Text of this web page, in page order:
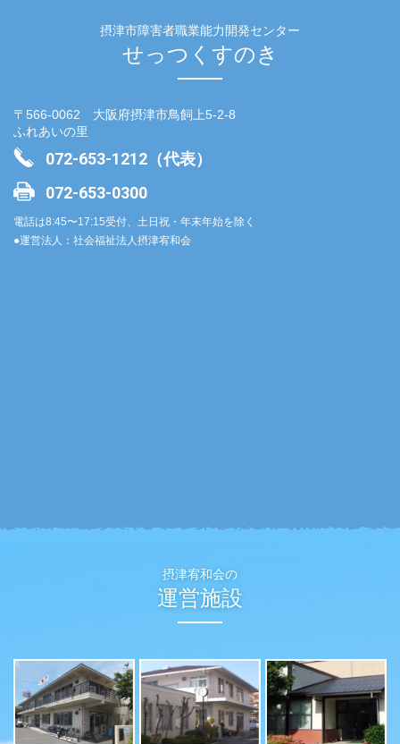
摂津市障害者職業能力開発センター
せっつくすのき
〒566-0062 大阪府摂津市鳥飼上5-2-8
ふれあいの里
072-653-1212（代表）
072-653-0300
電話は8:45〜17:15受付、土日祝・年末年始を除く
●運営法人：社会福祉法人摂津宥和会
摂津宥和会の
運営施設